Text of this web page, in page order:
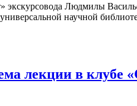
экскурсовода Людмилы
научной
лекции в клубе